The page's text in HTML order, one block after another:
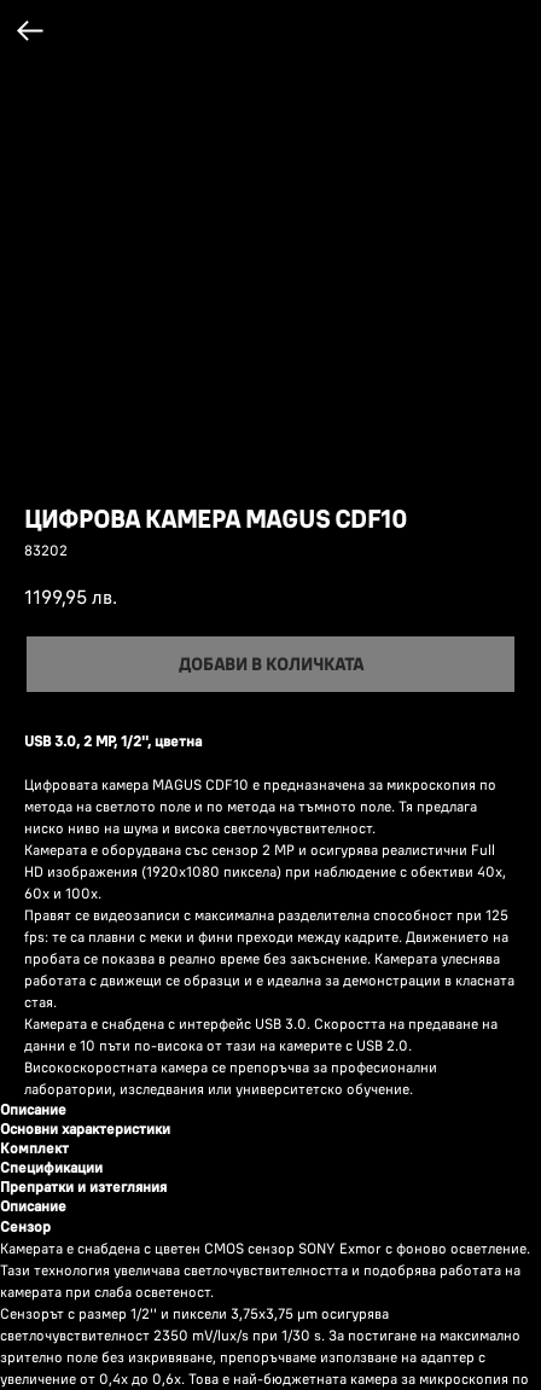
ЦИФРОВА КАМЕРА MAGUS CDF10
83202
1199,95 лв.
ДОБАВИ В КОЛИЧКАТА
USB 3.0, 2 MP, 1/2'', цветна
Цифровата камера MAGUS CDF10 е предназначена за микроскопия по
метода на светлото поле и по метода на тъмното поле. Тя предлага
ниско ниво на шума и висока светлочувствителност.
Камерата е оборудвана със сензор 2 MP и осигурява реалистични Full
HD изображения (1920x1080 пиксела) при наблюдение с обективи 40x,
60x и 100x.
Правят се видеозаписи с максимална разделителна способност при 125
fps: те са плавни с меки и фини преходи между кадрите. Движението на
пробата се показва в реално време без закъснение. Камерата улеснява
работата с движещи се образци и е идеална за демонстрации в класната
стая.
Камерата е снабдена с интерфейс USB 3.0. Скоростта на предаване на
данни е 10 пъти по-висока от тази на камерите с USB 2.0.
Високоскоростната камера се препоръчва за професионални
лаборатории, изследвания или университетско обучение.
Описание
Основни характеристики
Комплект
Спецификации
Препратки и изтегляния
Описание
Сензор
Камерата е снабдена с цветен CMOS сензор SONY Exmor с фоново осветление.
Тази технология увеличава светлочувствителността и подобрява работата на
камерата при слаба осветеност.
Сензорът с размер 1/2'' и пиксели 3,75x3,75 µm осигурява
светлочувствителност 2350 mV/lux/s при 1/30 s. За постигане на максимално
зрително поле без изкривяване, препоръчваме използване на адаптер с
увеличение от 0,4x до 0,6x. Това е най-бюджетната камера за микроскопия по